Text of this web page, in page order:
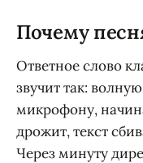
Почему
Ответное слово
звучит так:
микрофону,
дрожит, текст
Через минуту